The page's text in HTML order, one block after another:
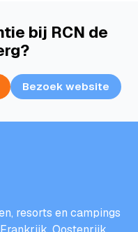
bij RCN de
Bezoek website
resorts en campings